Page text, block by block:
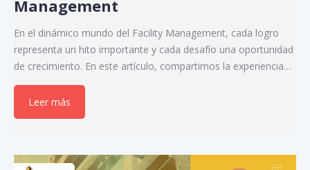
Management
En el dinámico mundo del Facility Management, cada logro
representa un hito importante y cada desafío una oportunidad
de crecimiento. En este artículo, compartimos la experiencia…
Leer más